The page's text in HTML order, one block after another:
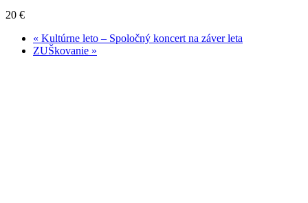
20 €
« Kultúrne leto – Spoločný koncert na záver leta
ZUŠkovanie »